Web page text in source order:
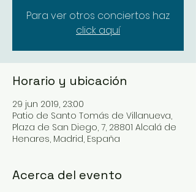
Para ver otros conciertos haz
click aquí
Horario y ubicación
29 jun 2019, 23:00
Patio de Santo Tomás de Villanueva,
Plaza de San Diego, 7, 28801 Alcalá de
Henares, Madrid, España
Acerca del evento